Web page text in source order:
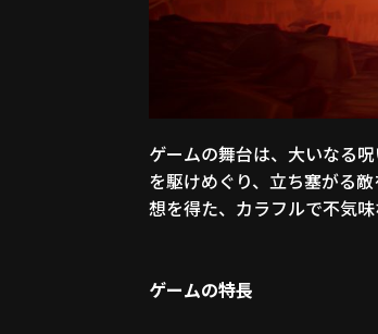
ゲームの舞台は、大いなる
を駆けめぐり、立ち塞がる
想を得た、カラフルで不気
ゲームの特長